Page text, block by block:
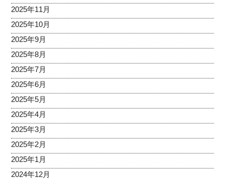
2025年11月
2025年10月
2025年9月
2025年8月
2025年7月
2025年6月
2025年5月
2025年4月
2025年3月
2025年2月
2025年1月
2024年12月